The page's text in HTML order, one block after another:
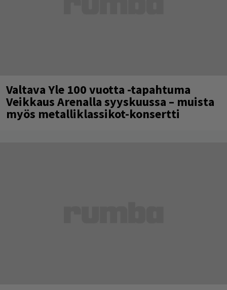
Valtava Yle 100 vuotta -tapahtuma
Veikkaus Arenalla syyskuussa – muista
myös metalliklassikot-konsertti